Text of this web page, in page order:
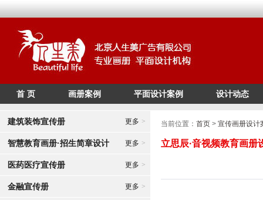
/* */
首 页 画册案例 平面设计案例 设计动态
建筑装饰宣传册 更多 >
智慧教育画册·招生简章设计 更多 >
医药医疗宣传册 更多 >
金融宣传册 更多 >
当前位置： 首页 > 宣传画册设计
立思辰·音视频教育画册